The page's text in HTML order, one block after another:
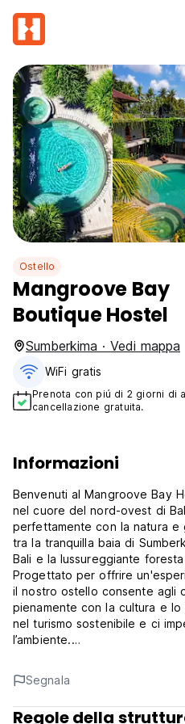
Ostello
Mangroove Bay
Boutique Hostel
Sumberkima · Vedi mappa
WiFi gratis
Prenota con piú di 2 giorni di
cancellazione gratuita.
Informazioni
Benvenuti al Mangroove Bay
nel cuore del nord-ovest di
perfettamente con la natura e
tra la tranquilla baia di
Bali e la lussureggiante
Progettato per offrire
il nostro ostello consente agli
pienamente con la cultura e
nel turismo sostenibile e ci
l’ambiente.
All'ostello
Nel nostro soggiorno
preparare un caffè o un
cinematografico a cui puoi
Segnala
Regole della